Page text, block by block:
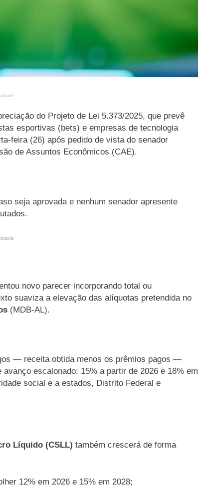
do Projeto de Lei 5.373/2025, que prevê
esportivas (bets) e empresas de tecnologia
feira (26) após pedido de vista do senador
de Assuntos Econômicos (CAE).
seja aprovada e nenhum senador apresente
novo parecer incorporando total ou
suaviza a elevação das alíquotas pretendida no
(MDB-AL).
— receita obtida menos os prêmios pagos —
escalonado: 15% a partir de 2026 e 18% em
social e a estados, Distrito Federal e
Líquido (CSLL) também crescerá de forma
12% em 2026 e 15% em 2028;